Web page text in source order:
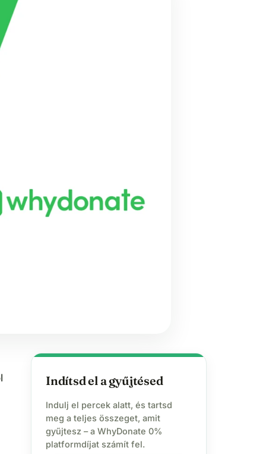
Indítsd el a gyűjtésed
Indulj el percek alatt, és tartsd
meg a teljes összeget, amit
gyűjtesz – a WhyDonate 0%
platformdíjat számít fel.